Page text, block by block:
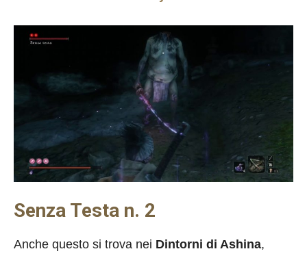
Senza Testa n. 2
Anche questo si trova nei Dintorni di Ashina,